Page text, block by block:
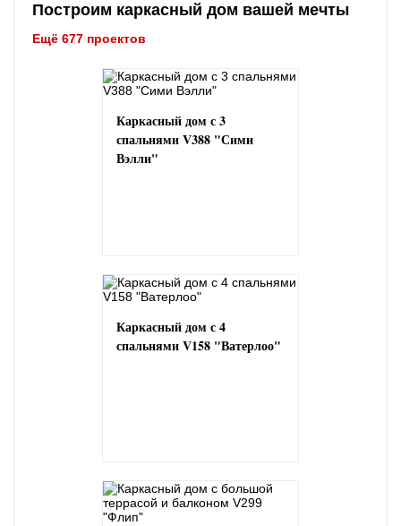
Построим каркасный дом вашей мечты
Ещё 677 проектов
Каркасный дом с 3
спальнями V388 "Сими
Вэлли"
Каркасный дом с 4
спальнями V158 "Ватерлоо"